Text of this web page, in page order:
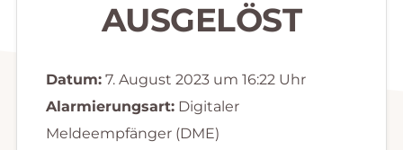
AUSGELÖST
Datum:7. August 2023 um 16:22 Uhr
Alarmierungsart:Digitaler
Meldeempfänger (DME)